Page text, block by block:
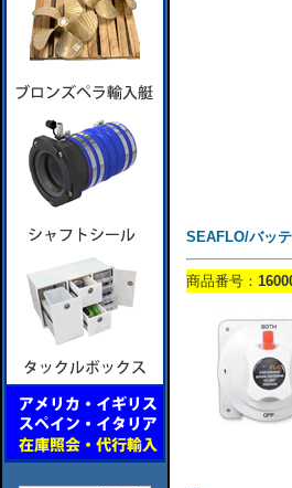
SEAFLO/バッ
商品番号：